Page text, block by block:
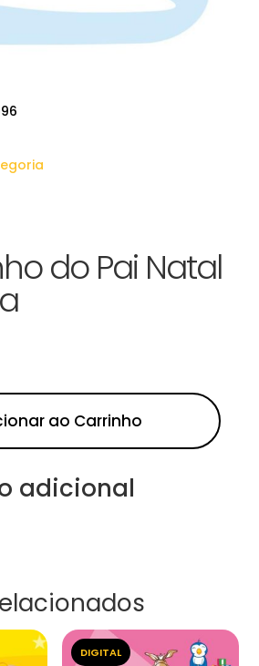
do Pai Natal
ao Carrinho
adicional
DIGITAL